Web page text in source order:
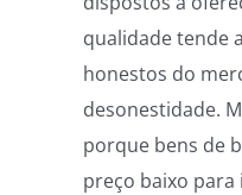
qualidade tende
honestos do
desonestidade.
porque bens de
preço baixo para